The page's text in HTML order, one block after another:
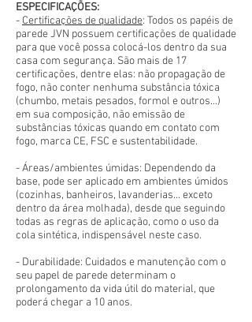
ESPECIFICAÇÕES:
- Certificações de qualidade: Todos os papéis de
parede JVN possuem certificações de qualidade
para que você possa colocá-los dentro da sua
casa com segurança. São mais de 17
certificações, dentre elas: não propagação de
fogo, não conter nenhuma substância tóxica
(chumbo, metais pesados, formol e outros...)
em sua composição, não emissão de
substâncias tóxicas quando em contato com
fogo, marca CE, FSC e sustentabilidade.
- Áreas/ambientes úmidas: Dependendo da
base, pode ser aplicado em ambientes úmidos
(cozinhas, banheiros, lavanderias... exceto
dentro da área molhada), desde que seguindo
todas as regras de aplicação, como o uso da
cola sintética, indispensável neste caso.
- Durabilidade: Cuidados e manutenção com o
seu papel de parede determinam o
prolongamento da vida útil do material, que
poderá chegar a 10 anos.